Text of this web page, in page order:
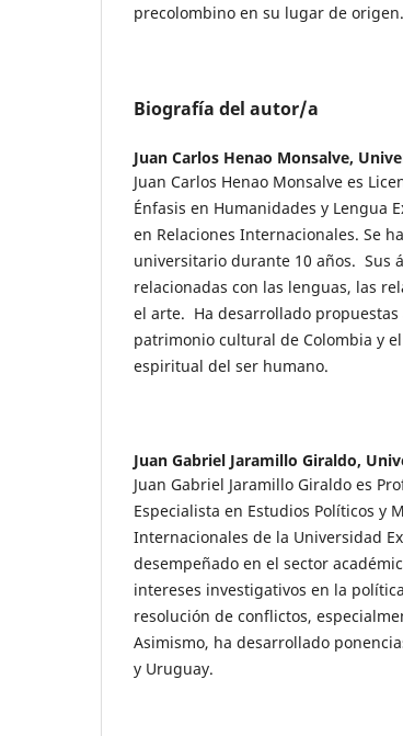
precolombino en su lugar de origen.
Biografía del autor/a
Juan Carlos Henao Monsalve,
Juan Carlos Henao Monsalve es
Énfasis en Humanidades y Lengua
en Relaciones Internacionales. Se
universitario durante 10 años. Sus
relacionadas con las lenguas, las
el arte. Ha desarrollado
patrimonio cultural de Colombia y
espiritual del ser humano.
Juan Gabriel Jaramillo Giraldo,
Juan Gabriel Jaramillo Giraldo es
Especialista en Estudios Políticos y
Internacionales de la Universidad
desempeñado en el sector
intereses investigativos en la
resolución de conflictos,
Asimismo, ha desarrollado
y Uruguay.